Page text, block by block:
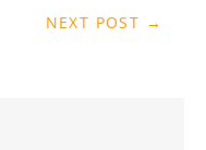
NEXT POST →